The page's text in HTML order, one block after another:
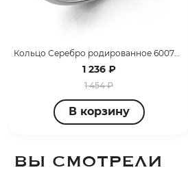
1 236 ₽
1 454 ₽
В корзину
ВЫ СМОТРЕЛИ